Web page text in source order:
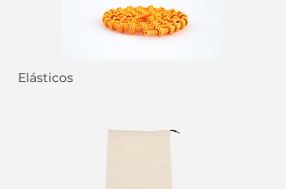
Elásticos